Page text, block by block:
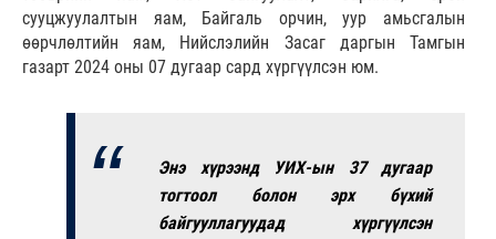
сууцжуулалтын яам, Байгаль орчин, уур амьсгалын
өөрчлөлтийн яам, Нийслэлийн Засаг даргын Тамгын
газарт 2024 оны 07 дугаар сард хүргүүлсэн юм.
Энэ хүрээнд УИХ-ын 37 дугаар
тогтоол болон эрх бүхий
байгууллагуудад хүргүүлсэн